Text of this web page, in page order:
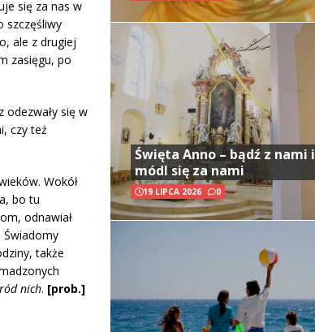
się za nas w
szczęśliwy
ale z drugiej
zasięgu, po
odezwały się w
czy też
Wokół
bo tu
odnawiał
Świadomy
także
nich. [prob.]
Święta Anno – bądź z nami i
módl się za nami
19 LIPCA 2026 0